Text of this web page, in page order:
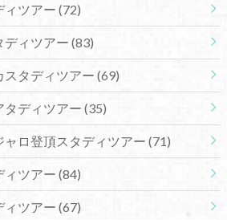
ィツアー (72)
ディツアー (83)
スタディツアー (69)
タディツアー (35)
ロ登頂スタディツアー (71)
ィツアー (84)
ィツアー (67)